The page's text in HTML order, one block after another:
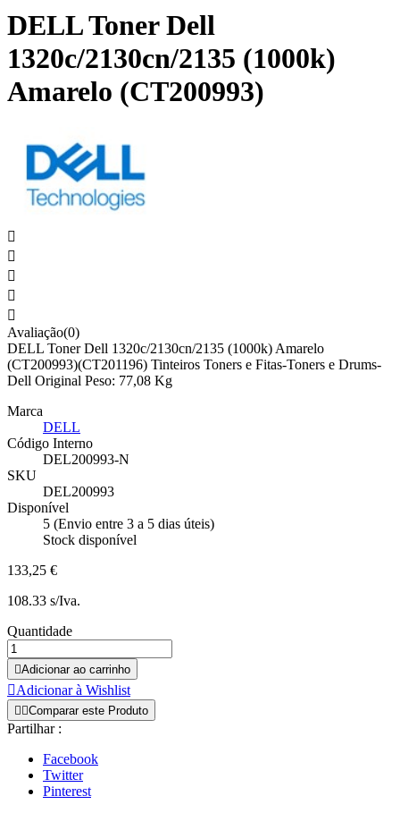
DELL Toner Dell
1320c/2130cn/2135 (1000k)
Amarelo (CT200993)





Avaliação(0)
DELL Toner Dell 1320c/2130cn/2135 (1000k) Amarelo
(CT200993)(CT201196) Tinteiros Toners e Fitas-Toners e Drums-
Dell Original Peso: 77,08 Kg
Marca
DELL
Código Interno
DEL200993-N
SKU
DEL200993
Disponível
5 (Envio entre 3 a 5 dias úteis)
Stock disponível
133,25 €
108.33 s/Iva.
Quantidade
Adicionar ao carrinho
Adicionar à Wishlist
 Comparar este Produto
Partilhar :
Facebook
Twitter
Pinterest